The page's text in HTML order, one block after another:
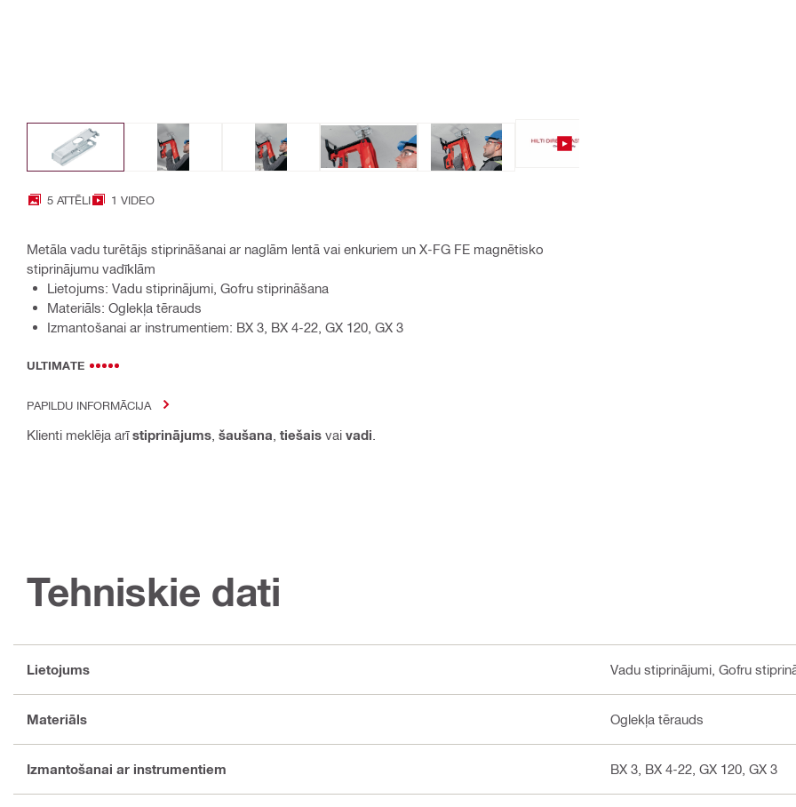
5 ATTĒLI 1 VIDEO
Metāla vadu turētājs stiprināšanai ar naglām lentā vai enkuriem un X-FG FE magnētisko
stiprinājumu vadīklām
Lietojums: Vadu stiprinājumi, Gofru stiprināšana
Materiāls: Oglekļa tērauds
Izmantošanai ar instrumentiem: BX 3, BX 4-22, GX 120, GX 3
ULTIMATE
PAPILDU INFORMĀCIJA
Klienti meklēja arīstiprinājums šaušana tiešais vai vadi
Tehniskie dati
Lietojums Vadu stiprinājumi, Gofru
Materiāls Oglekļa tērauds
Izmantošanai ar instrumentiem BX 3, BX 4-22, GX 120, GX 3